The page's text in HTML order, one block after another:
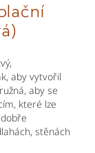
aby vytvořil
aby se
které lze
stěnách